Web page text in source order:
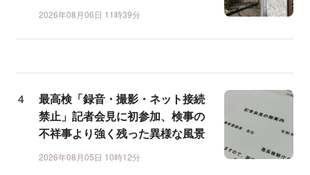
2026年08月06日 11時39分
最高検「録音・撮影・ネット接続
禁止」記者会見に初参加、検事の
不祥事より強く残った異様な風景
2026年08月05日 10時12分